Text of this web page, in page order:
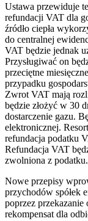
Ustawa przewiduje
refundacji VAT dla
źródło ciepła
do centralnej
VAT będzie jednak
Przysługiwać on
przeciętne
przypadku
Zwrot VAT mają
będzie złożyć w 30
dostarczenie gazu.
elektronicznej.
refundacja podatku
Refundacja VAT
zwolniona z podatku.
Nowe przepisy
przychodów spółek
poprzez
rekompensat dla